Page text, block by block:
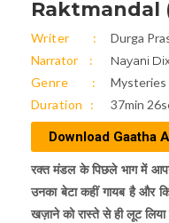
Raktmandal
Writer
Durga
Narrator
Nayani
Genre
Mysteries
Duration
37min
Download Gaatha
रक्त मंडल के पिछले भाग में
उनका बेटा कहीं गायब है और
खज़ाने को रास्ते से ही लूट